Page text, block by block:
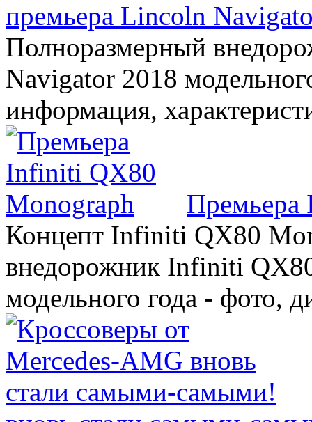
премьера Lincoln
Полноразмерный
Navigator 2018
информация,
Премьера
Концепт Infiniti QX80
внедорожник Infiniti
модельного года - фото,